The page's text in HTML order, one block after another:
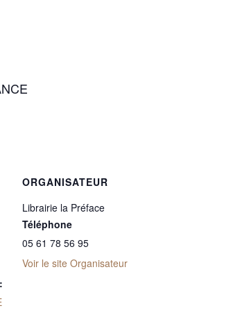
ORGANISATEUR
Librairie la Préface
Téléphone
05 61 78 56 95
Voir le site Organisateur